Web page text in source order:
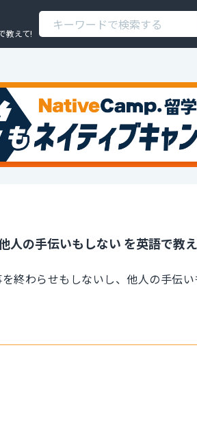
教えて!
人の手伝いもしない を英語で教
終わらせもしないし、他人の手伝